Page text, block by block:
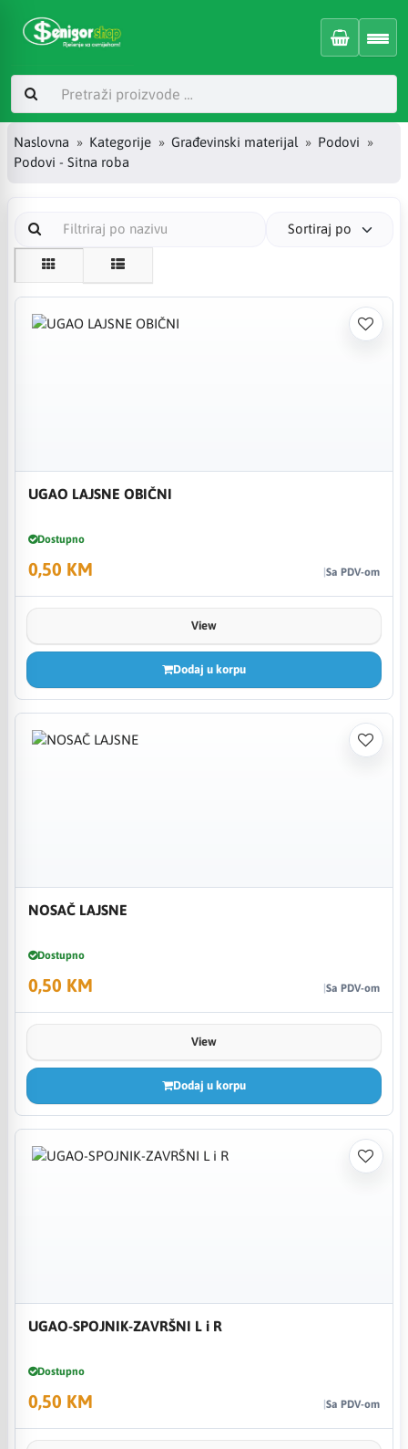
Naslovna Kategorije Građevinski materijal
Podovi
Podovi - Sitna roba
Sortiraj po
UGAO LAJSNE OBIČNI
Dostupno
0,50 KM Sa PDV-om
View
Dodaj u korpu
NOSAČ LAJSNE
Dostupno
0,50 KM Sa PDV-om
View
Dodaj u korpu
UGAO-SPOJNIK-ZAVRŠNI L i R
Dostupno
0,50 KM Sa PDV-om